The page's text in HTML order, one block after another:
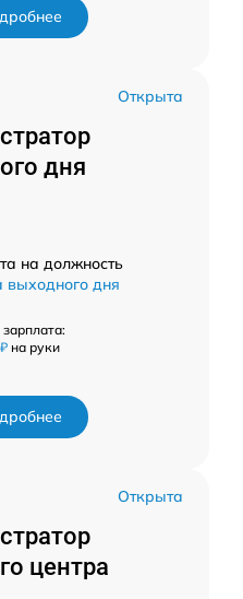
Открыта
дня
на должность
выходного дня
на руки
Открыта
центра